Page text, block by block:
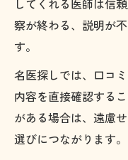
してくれる医師は信
察が終わる、説明が
す。
名医探しでは、口コ
内容を直接確認する
がある場合は、遠慮
選びにつながります。